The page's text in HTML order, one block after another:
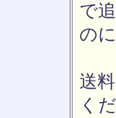
で
の
送
く